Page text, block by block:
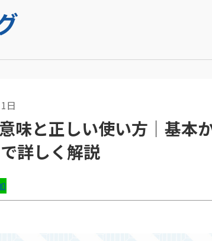
日
意味と正しい使い方｜基本
詳しく解説